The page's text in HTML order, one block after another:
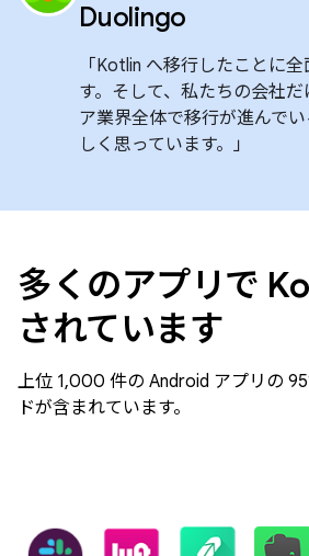
Duolingo
「Kotlin へ移行したことに
す。そして、私たちの会社
ア業界全体で移行が進んで
しく思っています。」
多くのアプリで
されています
上位 1,000 件の Android アプリの
ドが含まれています。